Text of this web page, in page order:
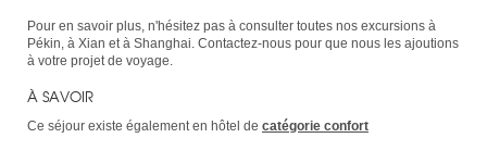
Pour en savoir plus, n'hésitez pas à consulter toutes nos excursions à
Pékin, à Xian et à Shanghai. Contactez-nous pour que nous les ajoutions
à votre projet de voyage.
À SAVOIR
Ce séjour existe également en hôtel de catégorie confort